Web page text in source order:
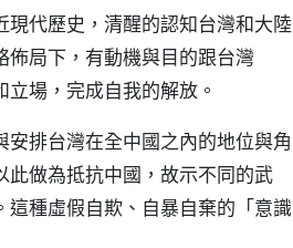
代歷史，清醒的認知台灣和大陸
局下，有動機與目的跟台灣
場，完成自我的解放。
排台灣在全中國之內的地位與角
做為抵抗中國，故示不同的武
種虛假自欺、自暴自棄的「意識